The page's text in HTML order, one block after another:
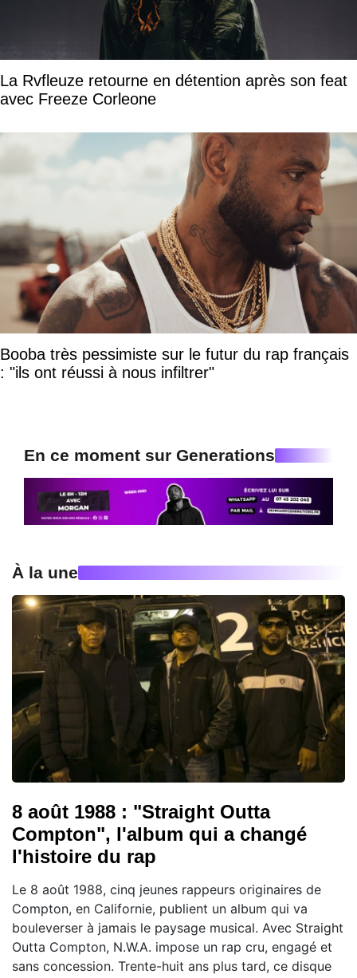
La Rvfleuze retourne en détention après son feat
avec Freeze Corleone
Booba très pessimiste sur le futur du rap français
: "ils ont réussi à nous infiltrer"
En ce moment sur Generations
À la une
8 août 1988 : "Straight Outta
Compton", l'album qui a changé
l'histoire du rap
Le 8 août 1988, cinq jeunes rappeurs originaires de
Compton, en Californie, publient un album qui va
bouleverser à jamais le paysage musical. Avec Straight
Outta Compton, N.W.A. impose un rap cru, engagé et
sans concession. Trente-huit ans plus tard, ce disque